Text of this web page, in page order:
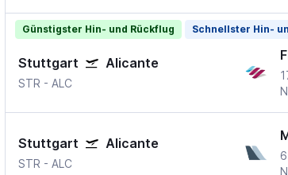
Günstigster Hin- und Rückflug Schnellster Hin-
Stuttgart Alicante
STR - ALC
Stuttgart Alicante
STR - ALC